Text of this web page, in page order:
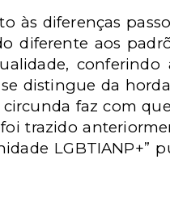
às diferenças
diferente aos
distingue da
faz com
trazido
LGBTIANP+”